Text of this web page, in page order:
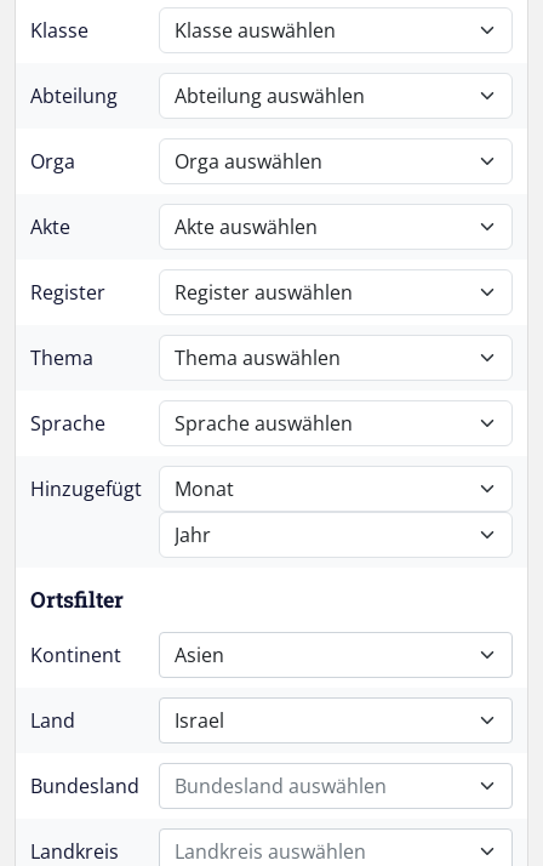
Klasse
Abteilung
Orga
Akte
Register
Thema
Sprache
Hinzugefügt
Ortsfilter
Kontinent Asien
Land Israel
Bundesland Bundesland auswählen
Landkreis Landkreis auswählen